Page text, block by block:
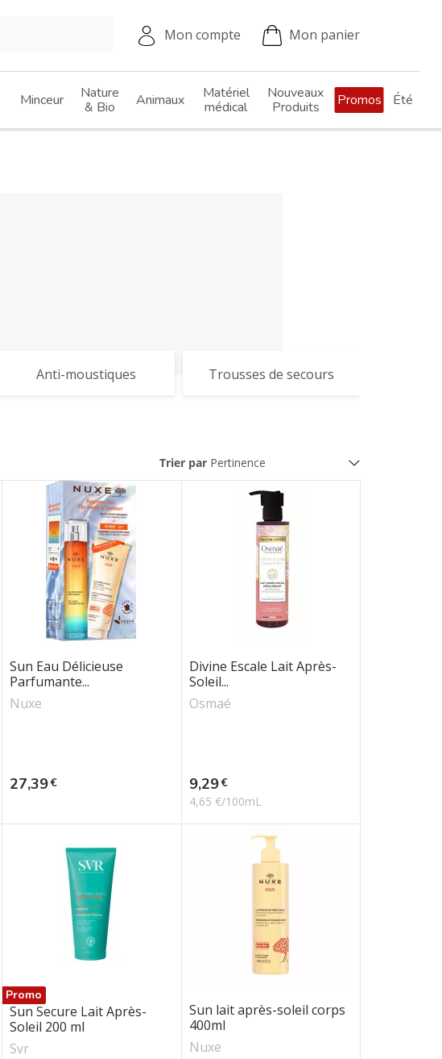
Mon compte Mon panier
Minceur
Nature
& Bio
Animaux
Matériel
médical
Nouveaux
Produits
Promos Été
Anti-moustiques Trousses de secours
SVR
URIAGE
VIATRIS
VICHY
Trier par
Sun Eau Délicieuse
Parfumante...
Nuxe
Prix
27,39€
Divine Escale Lait Après-
Soleil...
Osmaé
Prix
9,29€
4,65 €/100mL
Promo
Sun Secure Lait Après-
Soleil 200 ml
Svr
Sun lait après-soleil corps
400ml
Nuxe